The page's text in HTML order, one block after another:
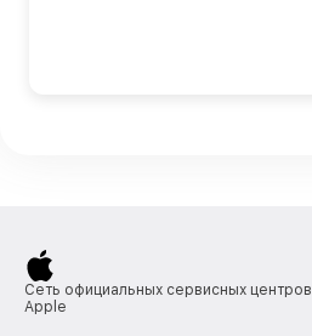
Сеть официальных сервисных центров
Apple